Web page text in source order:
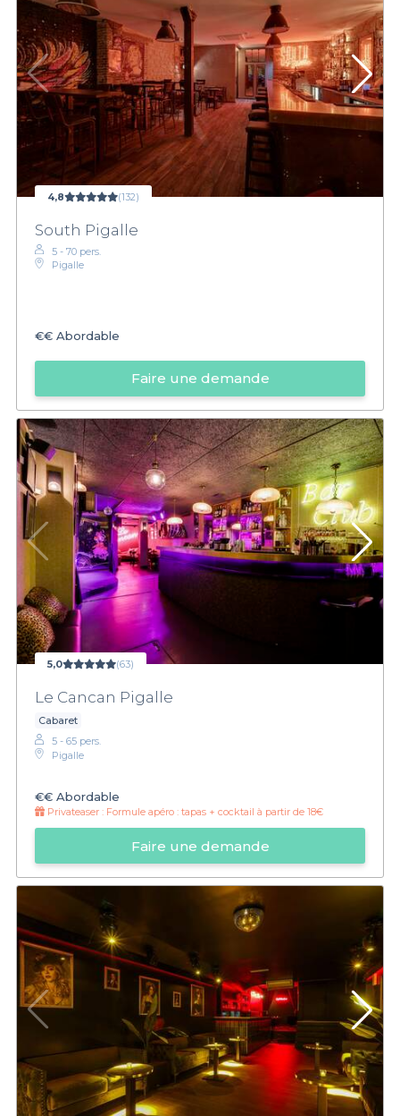
4,8 (132)
South Pigalle
5 - 70 pers.
Pigalle
€€ Abordable
Faire une demande
5,0 (63)
Le Cancan Pigalle
Cabaret
5 - 65 pers.
Pigalle
€€ Abordable
Privateaser : Formule apéro : tapas + cocktail à partir de 18€
Faire une demande